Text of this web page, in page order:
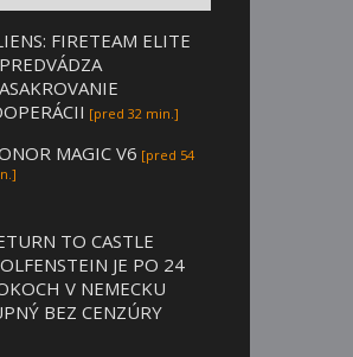
FIRETEAM ELITE
[pred 32 min.]
MAGIC V6 [pred 54
TO CASTLE
JE PO 24
V NEMECKU
BEZ CENZÚRY